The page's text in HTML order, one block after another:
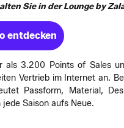
Sie in der Lounge by
entdecken
3.200 Points of Sales
Vertrieb im Internet an.
Passform, Material,
Saison aufs Neue.